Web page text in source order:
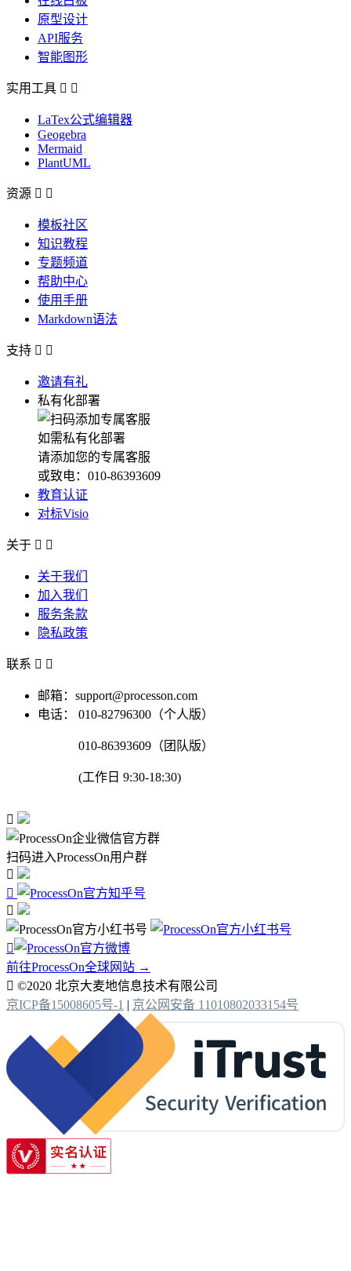
原型设计
API服务
智能图形
实用工具  
LaTex公式编辑器
Geogebra
Mermaid
PlantUML
资源  
模板社区
知识教程
专题频道
帮助中心
使用手册
Markdown语法
支持  
邀请有礼
私有化部署
如需私有化部署
请添加您的专属客服
或致电：010-86393609
教育认证
对标Visio
关于  
关于我们
加入我们
服务条款
隐私政策
联系  
邮箱：support@processon.com
电话：
010-82796300（个人版）
010-86393609（团队版）
(工作日 9:30-18:30)

扫码进入ProcessOn用户群




前往ProcessOn全球网站 →
 ©2020 北京大麦地信息技术有限公司
京ICP备15008605号-1 | 京公网安备 11010802033154号